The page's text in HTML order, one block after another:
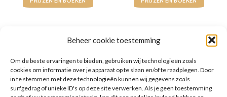
Beheer cookie toestemming
Om de beste ervaringen te bieden, gebruiken wij technologieën zoals
cookies om informatie over je apparaat op te slaan en/of te raadplegen. Door
in te stemmen met deze technologieën kunnen wij gegevens zoals
surfgedrag of unieke ID's op deze site verwerken. Als je geen toestemming
WAT ZE OVER ONS ZEGGEN